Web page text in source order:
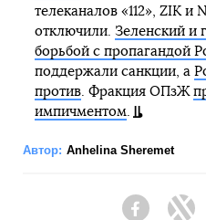
телеканалов «112», ZIK и
отключили. Зеленский и
борьбой с пропагандой
поддержали санкции, а
против. Фракция ОПзЖ
импичментом.
Автор: Anhelina Sheremet
Facebook